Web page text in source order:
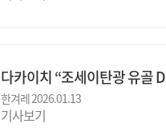
다카이치 “조세이탄광 유골
한겨레 2026.01.13
기사보기